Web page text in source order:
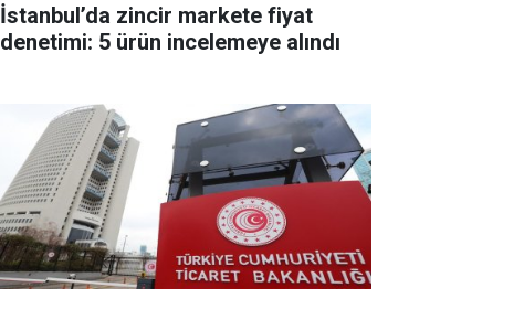
İstanbul’da zincir markete fiyat
denetimi: 5 ürün incelemeye alındı